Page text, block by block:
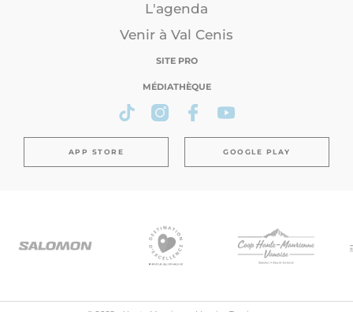
L'agenda
Venir à Val Cenis
SITE PRO
MÉDIATHÈQUE
APP STORE GOOGLE PLAY